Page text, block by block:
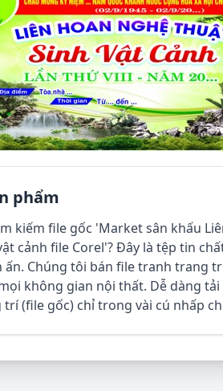
phẩm
kiếm file gốc 'Market sân khấu
cảnh file Corel'? Đây là tệp tin
ấn. Chúng tôi bán file tranh trang
không gian nội thất. Dễ dàng
(file gốc) chỉ trong vài cú nhấp